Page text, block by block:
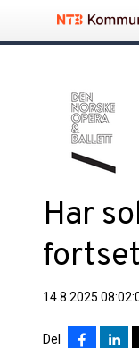
Har
14.8.2025
Del